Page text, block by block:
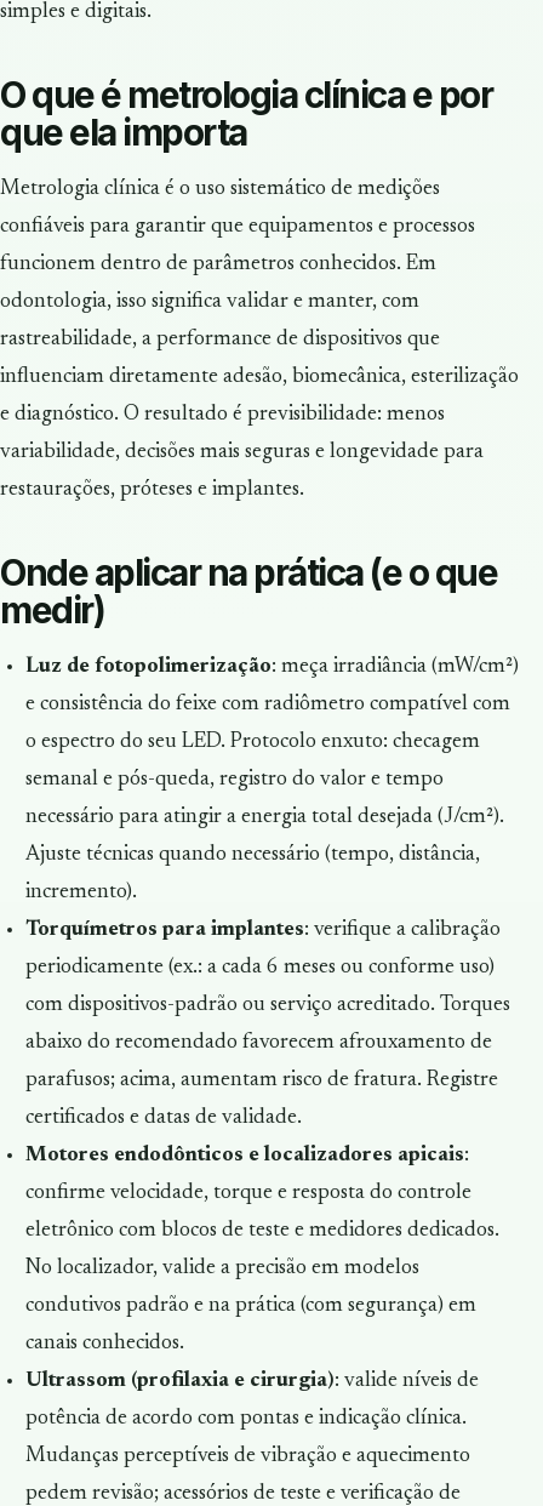
simples e digitais.
O que é metrologia clínica e por
que ela importa
Metrologia clínica é o uso sistemático de medições
confiáveis para garantir que equipamentos e processos
funcionem dentro de parâmetros conhecidos. Em
odontologia, isso significa validar e manter, com
rastreabilidade, a performance de dispositivos que
influenciam diretamente adesão, biomecânica, esterilização
e diagnóstico. O resultado é previsibilidade: menos
variabilidade, decisões mais seguras e longevidade para
restaurações, próteses e implantes.
Onde aplicar na prática (e o que
medir)
Luz de fotopolimerização: meça irradiância(mW/cm²)
e consistência do feixe com radiômetro compatível com
o espectro do seu LED. Protocolo enxuto: checagem
semanal e pós-queda, registro do valor e tempo
necessário para atingir a energia total desejada (J/cm²).
Ajuste técnicas quando necessário (tempo, distância,
incremento).
Torquímetros para implantes: verifique a calibração
periodicamente (ex.: a cada 6 meses ou conforme uso)
com dispositivos-padrão ou serviço acreditado. Torques
abaixo do recomendado favorecem afrouxamento de
parafusos; acima, aumentam risco de fratura. Registre
certificados e datas de validade.
Motores endodônticos e localizadores apicais:
confirme velocidade, torquee resposta do controle
eletrônico com blocos de teste e medidores dedicados.
No localizador, valide a precisão em modelos
condutivos padrão e na prática (com segurança) em
canais conhecidos.
Ultrassom (profilaxia e cirurgia): valide níveis de
potência de acordo com pontas e indicação clínica.
Mudanças perceptíveis de vibração e aquecimento
pedem revisão; acessórios de teste e verificação de